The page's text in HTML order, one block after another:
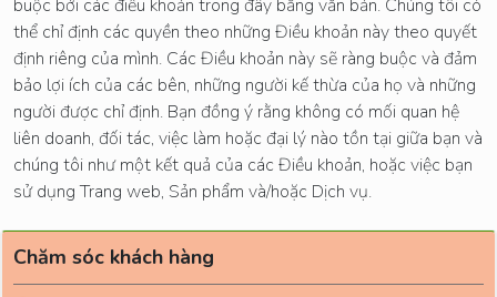
buộc bởi các điều khoản trong đây bằng văn bản. Chúng tôi có
thể chỉ định các quyền theo những Điều khoản này theo quyết
định riêng của mình. Các Điều khoản này sẽ ràng buộc và đảm
bảo lợi ích của các bên, những người kế thừa của họ và những
người được chỉ định. Bạn đồng ý rằng không có mối quan hệ
liên doanh, đối tác, việc làm hoặc đại lý nào tồn tại giữa bạn và
chúng tôi như một kết quả của các Điều khoản, hoặc việc bạn
sử dụng Trang web, Sản phẩm và/hoặc Dịch vụ.
Chăm sóc khách hàng